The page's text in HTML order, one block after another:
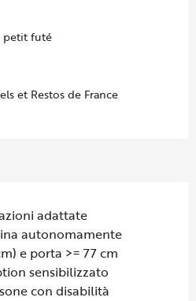
petit futé
et Restos de France
adattate
autonomamente
e porta >= 77 cm
sensibilizzato
con disabilità